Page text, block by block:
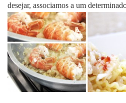
desejar, associamos a um